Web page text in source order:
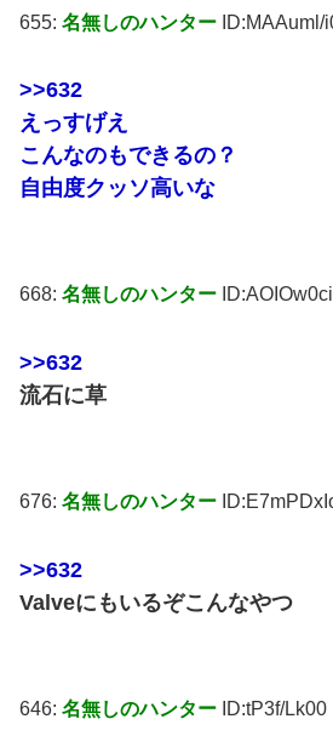
655: 名無しのハンター ID:MAAuml/
>>632
えっすげえ
こんなのもできるの？
自由度クッソ高いな
668: 名無しのハンター
>>632
流石に草
676: 名無しのハンター
>>632
Valveにもいるぞこんなやつ
646: 名無しのハンター ID:tP3f/Lk00